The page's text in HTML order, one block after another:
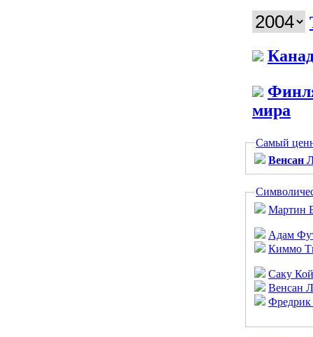
мира
Самый
Венсан
Мартин
Адам
Киммо
Саку
Венсан